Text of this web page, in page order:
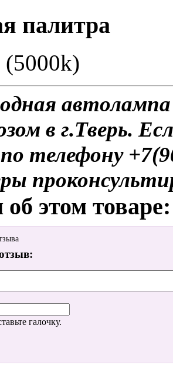
палитра
в г.Тверь.
телефону
этом товаре:
галочку.